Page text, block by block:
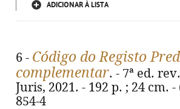
ADICIONAR À LISTA
6 - Código do Registo
complementar. - 7ª ed.
Juris, 2021. - 192 p. ; 24 cm.
854-4